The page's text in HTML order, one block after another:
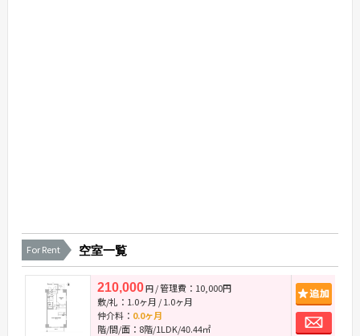
For Rent 空室一覧
210,000円/ 管理費：10,000円
敷/礼： 1.0ヶ月 /1.0ヶ月
仲介料： 0.0ヶ月
階/間/面：8階/1LDK/40.44㎡
追
お